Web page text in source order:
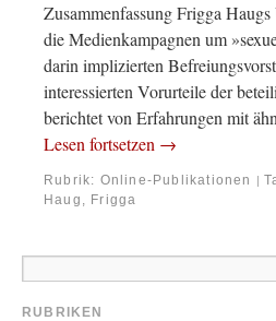
Zusammenfassung Frigga
die Medienkampagnen um
darin implizierten
interessierten Vorurteile der
berichtet von Erfahrungen mit
Lesen fortsetzen →
Rubrik: Online-Publikationen |
Haug, Frigga
RUBRIKEN